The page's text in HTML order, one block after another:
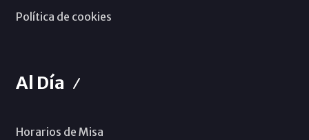
Política de cookies
Al Día
Horarios de Misa